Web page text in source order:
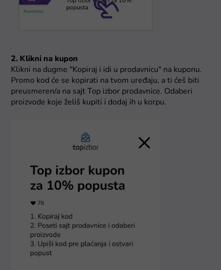
2. Klikni na kupon
Klikni na dugme "Kopiraj i idi u prodavnicu" na kuponu.
Promo kod će se kopirati na tvom uređaju, a ti ćeš biti
preusmeren/a na sajt Top izbor prodavnice. Odaberi
proizvode koje želiš kupiti i dodaj ih u korpu.